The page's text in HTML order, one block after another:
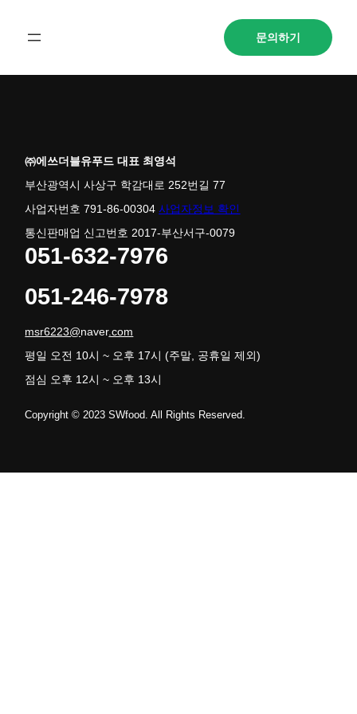
문의하기
㈜에쓰더블유푸드 대표 최영석
부산광역시 사상구 학감대로 252번길 77
사업자번호 791-86-00304사업자정보 확인
통신판매업 신고번호 2017-부산서구-0079
051-632-7976
051-246-7978
msr6223@naver.com
평일 오전 10시 ~ 오후 17시 (주말, 공휴일 제외)
점심 오후 12시 ~ 오후 13시
Copyright © 2023 SWfood. All Rights Reserved.